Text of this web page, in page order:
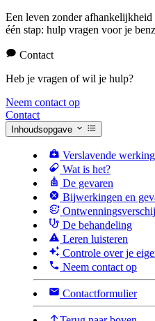
Een leven zonder
één stap: hulp vragen voor je
Contact
Heb je vragen of wil je hulp?
Neem contact op
Contact
Inhoudsopgave
Verslavende werking
Wat is het?
De gevaren
Bijwerkingen en
De behandeling
Leren luisteren
Controle over je
Neem contact op
Contactformulier